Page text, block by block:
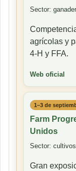
Sector:
agrícolas y
4-H y FFA.
Web oficial
1–3 de
Farm
Unidos
Sector:
Gran